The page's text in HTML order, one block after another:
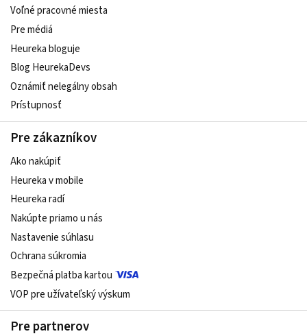
Voľné pracovné miesta
Pre médiá
Heureka bloguje
Blog HeurekaDevs
Oznámiť nelegálny obsah
Prístupnosť
Pre zákazníkov
Ako nakúpiť
Heureka v mobile
Heureka radí
Nakúpte priamo u nás
Nastavenie súhlasu
Ochrana súkromia
Bezpečná platba kartou
VOP pre užívateľský výskum
Pre partnerov